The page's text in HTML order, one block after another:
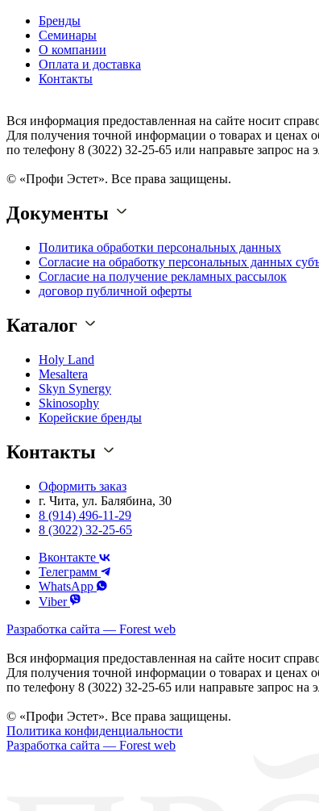
Бренды
Семинары
О компании
Оплата и доставка
Контакты
Вся информация предоставленная на сайте носит
Для получения точной информации о товарах и ценах
по телефону 8 (3022) 32-25-65 или направьте запрос
© «Профи Эстет». Все права защищены.
Документы
Политика обработки персональных данных
Согласие на обработку персональных данных
Согласие на получение рекламных рассылок
договор публичной оферты
Каталог
Holy Land
Mesaltera
Skyn Synergy
Skinosophy
Корейские бренды
Контакты
Оформить заказ
г. Чита, ул. Балябина, 30
8 (914) 496-11-29
8 (3022) 32-25-65
Вконтакте
Телеграмм
WhatsApp
Viber
Разработка сайта — Forest web
Вся информация предоставленная на сайте носит
Для получения точной информации о товарах и ценах
по телефону 8 (3022) 32-25-65 или направьте запрос
© «Профи Эстет». Все права защищены.
Политика конфиденциальности
Разработка сайта — Forest web